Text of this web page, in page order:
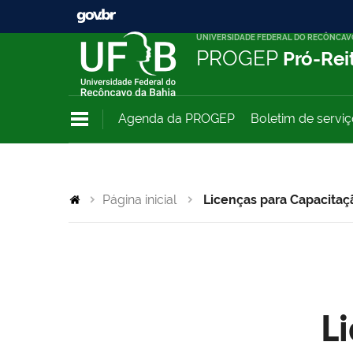
UNIVERSIDADE FEDERAL DO
PROGEP Pró-
Agenda da PROGEP Boletim de
Página inicial Licenças para